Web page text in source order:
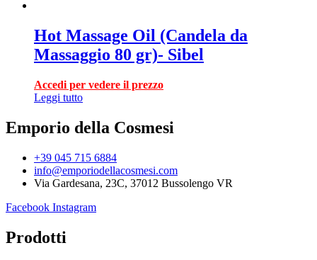
Hot Massage Oil (Candela da
Massaggio 80 gr)- Sibel
Accedi per vedere il prezzo
Leggi tutto
Emporio della Cosmesi
+39 045 715 6884
info@emporiodellacosmesi.com
Via Gardesana, 23C, 37012 Bussolengo VR
Facebook Instagram
Prodotti